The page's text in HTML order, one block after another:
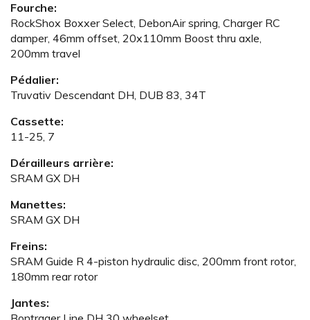
Fourche:
RockShox Boxxer Select, DebonAir spring, Charger RC
damper, 46mm offset, 20x110mm Boost thru axle,
200mm travel
Pédalier:
Truvativ Descendant DH, DUB 83, 34T
Cassette:
11-25, 7
Dérailleurs arrière:
SRAM GX DH
Manettes:
SRAM GX DH
Freins:
SRAM Guide R 4-piston hydraulic disc, 200mm front rotor,
180mm rear rotor
Jantes: